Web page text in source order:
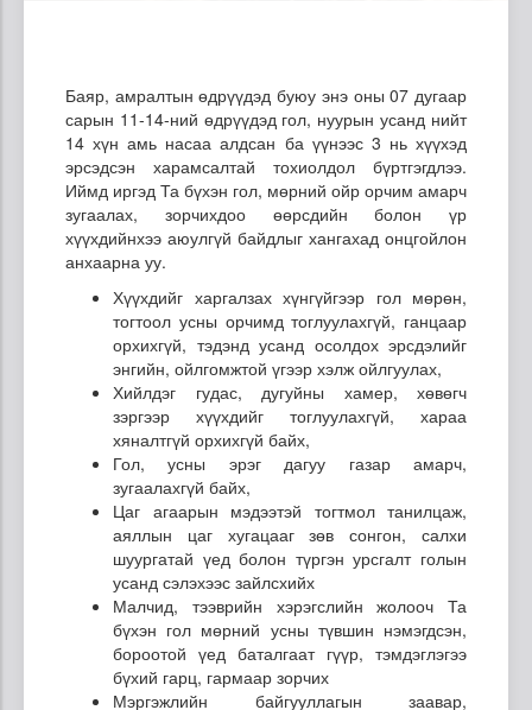
Баяр, амралтын өдрүүдэд буюу энэ оны 07 дугаар
сарын 11-14-ний өдрүүдэд гол, нуурын усанд нийт
14 хүн амь насаа алдсан ба үүнээс 3 нь хүүхэд
эрсэдсэн харамсалтай тохиолдол бүртгэгдлээ.
Иймд иргэд Та бүхэн гол, мөрний ойр орчим амарч
зугаалах, зорчихдоо өөрсдийн болон үр
хүүхдийнхээ аюулгүй байдлыг хангахад онцгойлон
анхаарна уу.
Хүүхдийг харгалзах хүнгүйгээр гол мөрөн,
тогтоол усны орчимд тоглуулахгүй, ганцаар
орхихгүй, тэдэнд усанд осолдох эрсдэлийг
энгийн, ойлгомжтой үгээр хэлж ойлгуулах,
Хийлдэг гудас, дугуйны хамер, хөвөгч
зэргээр хүүхдийг тоглуулахгүй, хараа
хяналтгүй орхихгүй байх,
Гол, усны эрэг дагуу газар амарч,
зугаалахгүй байх,
Цаг агаарын мэдээтэй тогтмол танилцаж,
аяллын цаг хугацааг зөв сонгон, салхи
шуургатай үед болон түргэн урсгалт голын
усанд сэлэхээс зайлсхийх
Малчид, тээврийн хэрэгслийн жолооч Та
бүхэн гол мөрний усны түвшин нэмэгдсэн,
бороотой үед баталгаат гүүр, тэмдэглэгээ
бүхий гарц, гармаар зорчих
Мэргэжлийн байгууллагын заавар,